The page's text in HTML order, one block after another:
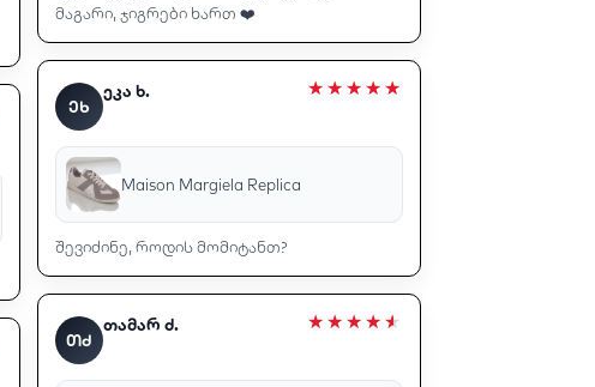
მაგარი, ჯიგრები ხართ ❤️
ᲔᲮ
ეკა ხ.
Maison Margiela Replica
შევიძინე, როდის მომიტანთ?
ᲗᲫ
თამარ ძ.